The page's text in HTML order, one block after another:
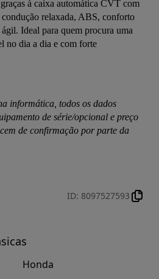
à caixa automática CVT com
relaxada, ABS, conforto
Ideal para quem procura uma
no dia a dia e com forte
informática, todos os dados
de série/opcional e preço
de confirmação por parte da
ID: 8097527593
Honda